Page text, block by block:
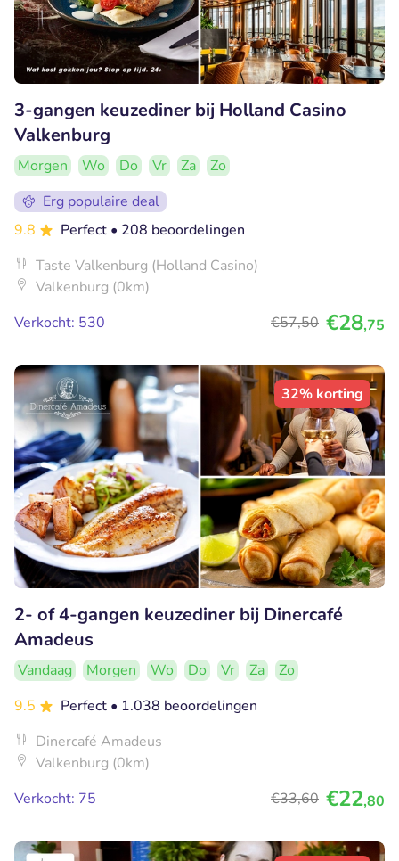
3-gangen keuzediner bij Holland Casino
Valkenburg
Morgen Wo Do Vr Za
Zo
Erg populaire deal
9.8
Perfect • 208 beoordelingen
Taste Valkenburg (Holland Casino)
Valkenburg (0km)
Verkocht: 530
€57,50 €28,75
32% korting
2- of 4-gangen keuzediner bij Dinercafé
Amadeus
Vandaag Morgen Wo Do Vr Za
Zo
9.5
Perfect • 1.038 beoordelingen
Dinercafé Amadeus
Valkenburg (0km)
Verkocht: 75
€33,60 €22,80